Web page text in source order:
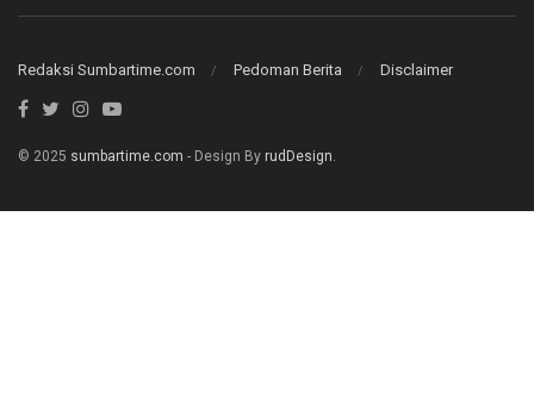
Redaksi Sumbartime.com Pedoman Berita Disclaimer
© 2025 sumbartime.com - Design By rudDesign.